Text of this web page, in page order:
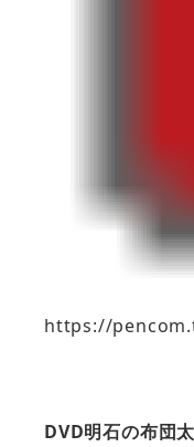
https://
DVD明石の布団